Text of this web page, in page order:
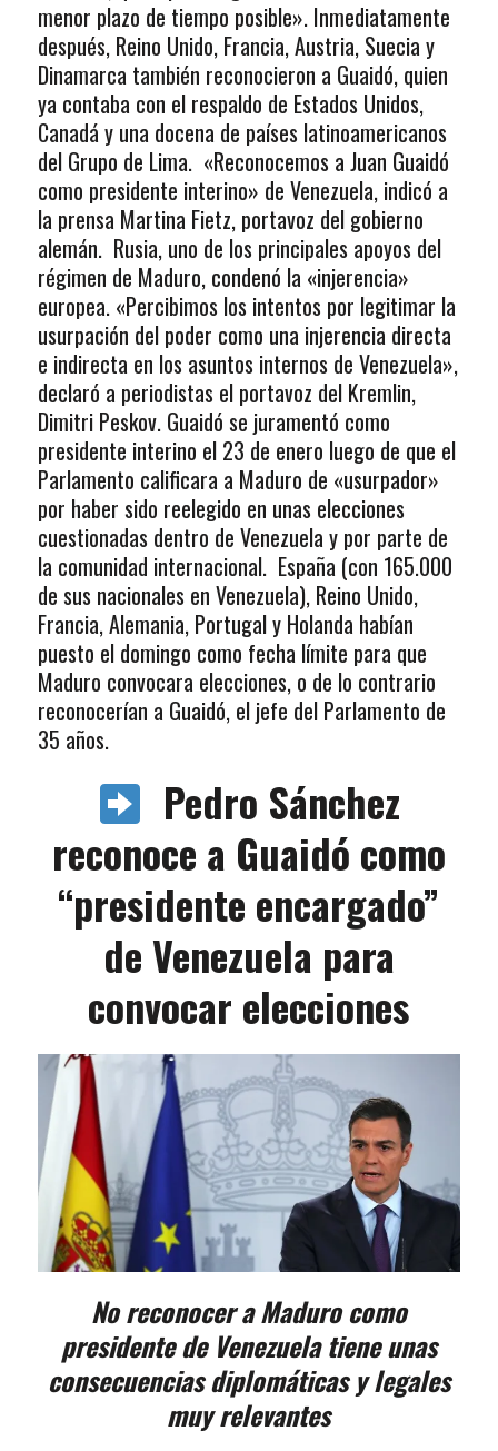
menor plazo de tiempo posible». Inmediatamente
después, Reino Unido, Francia, Austria, Suecia y
Dinamarca también reconocieron a Guaidó, quien
ya contaba con el respaldo de Estados Unidos,
Canadá y una docena de países latinoamericanos
del Grupo de Lima. «Reconocemos a Juan Guaidó
como presidente interino» de Venezuela, indicó a
la prensa Martina Fietz, portavoz del gobierno
alemán. Rusia, uno de los principales apoyos del
régimen de Maduro, condenó la «injerencia»
europea. «Percibimos los intentos por legitimar la
usurpación del poder como una injerencia directa
e indirecta en los asuntos internos de Venezuela»,
declaró a periodistas el portavoz del Kremlin,
Dimitri Peskov. Guaidó se juramentó como
presidente interino el 23 de enero luego de que el
Parlamento calificara a Maduro de «usurpador»
por haber sido reelegido en unas elecciones
cuestionadas dentro de Venezuela y por parte de
la comunidad internacional. España (con 165.000
de sus nacionales en Venezuela), Reino Unido,
Francia, Alemania, Portugal y Holanda habían
puesto el domingo como fecha límite para que
Maduro convocara elecciones, o de lo contrario
reconocerían a Guaidó, el jefe del Parlamento de
35 años.
Pedro Sánchez
reconoce a Guaidó como
“presidente encargado”
de Venezuela para
convocar elecciones
No reconocer a Maduro como
presidente de Venezuela tiene unas
consecuencias diplomáticas y legales
muy relevantes